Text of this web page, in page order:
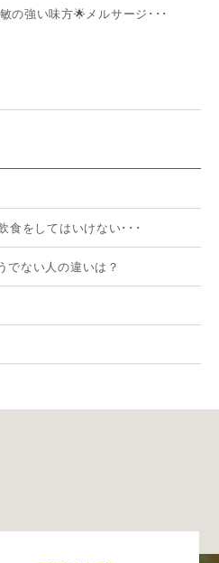
の強い味方🌟メルサージ･･･
食をしてはいけない･･･
でない人の違いは？